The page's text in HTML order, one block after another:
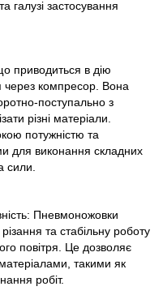
галузі застосування
приводиться в дію
через компресор. Вона
поступально з
різні матеріали.
потужністю та
для виконання складних
сили.
Пневмоножовки
та стабільну роботу
повітря. Це дозволяє
такими як
робіт.